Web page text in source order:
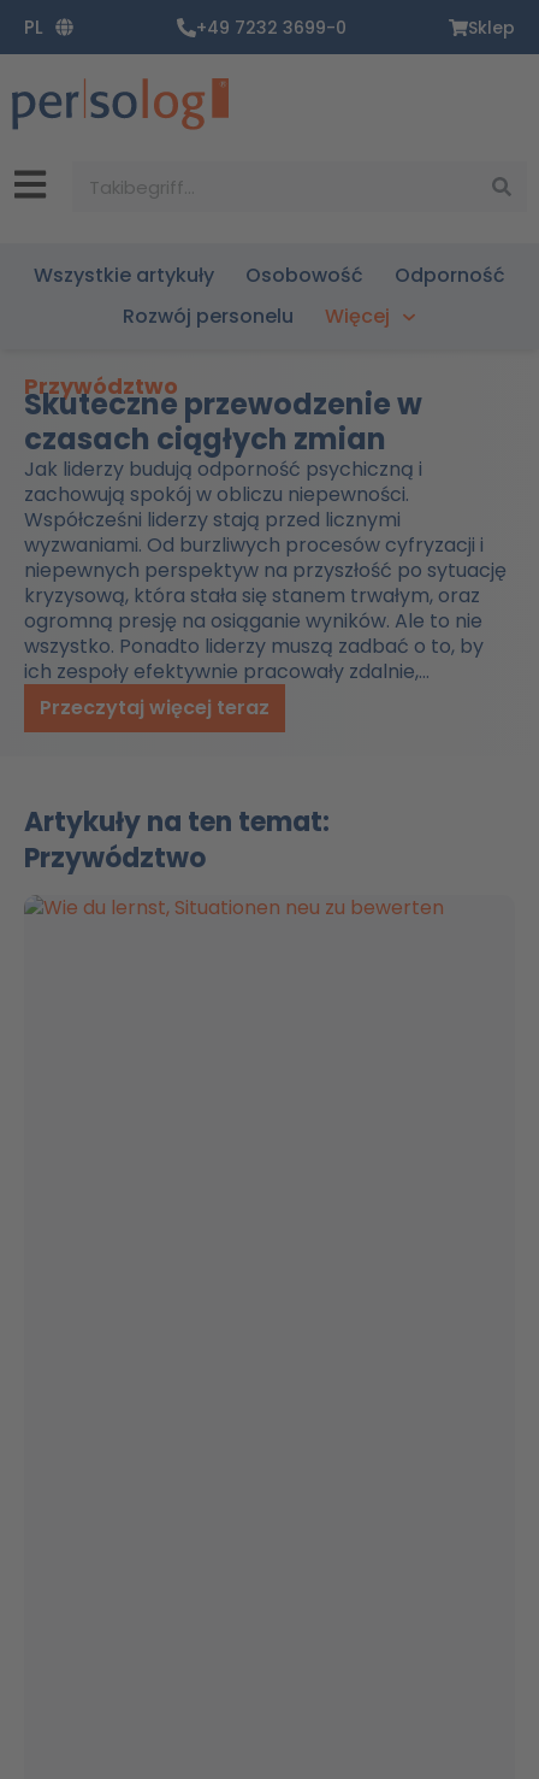
Inhalt
springen
PL +49 7232 3699-0 Sklep
Wszystkie artykuły Osobowość
Odporność
Rozwój personelu
Więcej
Przywództwo
Skuteczne przewodzenie w
czasach ciągłych zmian
Jak liderzy budują odporność psychiczną i
zachowują spokój w obliczu niepewności.
Współcześni liderzy stają przed licznymi
wyzwaniami. Od burzliwych procesów cyfryzacji i
niepewnych perspektyw na przyszłość po sytuację
kryzysową, która stała się stanem trwałym, oraz
ogromną presję na osiąganie wyników. Ale to nie
wszystko. Ponadto liderzy muszą zadbać o to, by
ich zespoły efektywnie pracowały zdalnie,…
Przeczytaj więcej teraz
Artykuły na ten temat:
Przywództwo